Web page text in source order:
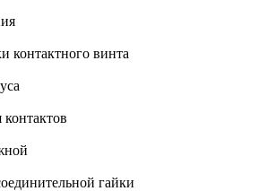
контактного винта
гайки